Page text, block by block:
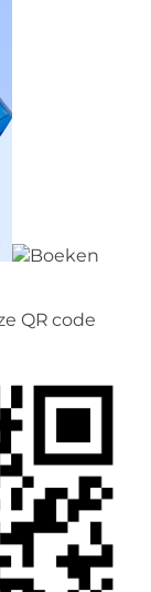
QR code